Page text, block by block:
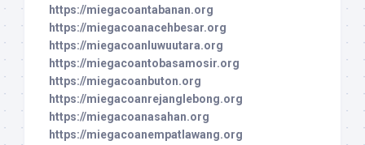
https://miegacoantabanan.org
https://miegacoanacehbesar.org
https://miegacoanluwuutara.org
https://miegacoantobasamosir.org
https://miegacoanbuton.org
https://miegacoanrejanglebong.org
https://miegacoanasahan.org
https://miegacoanempatlawang.org